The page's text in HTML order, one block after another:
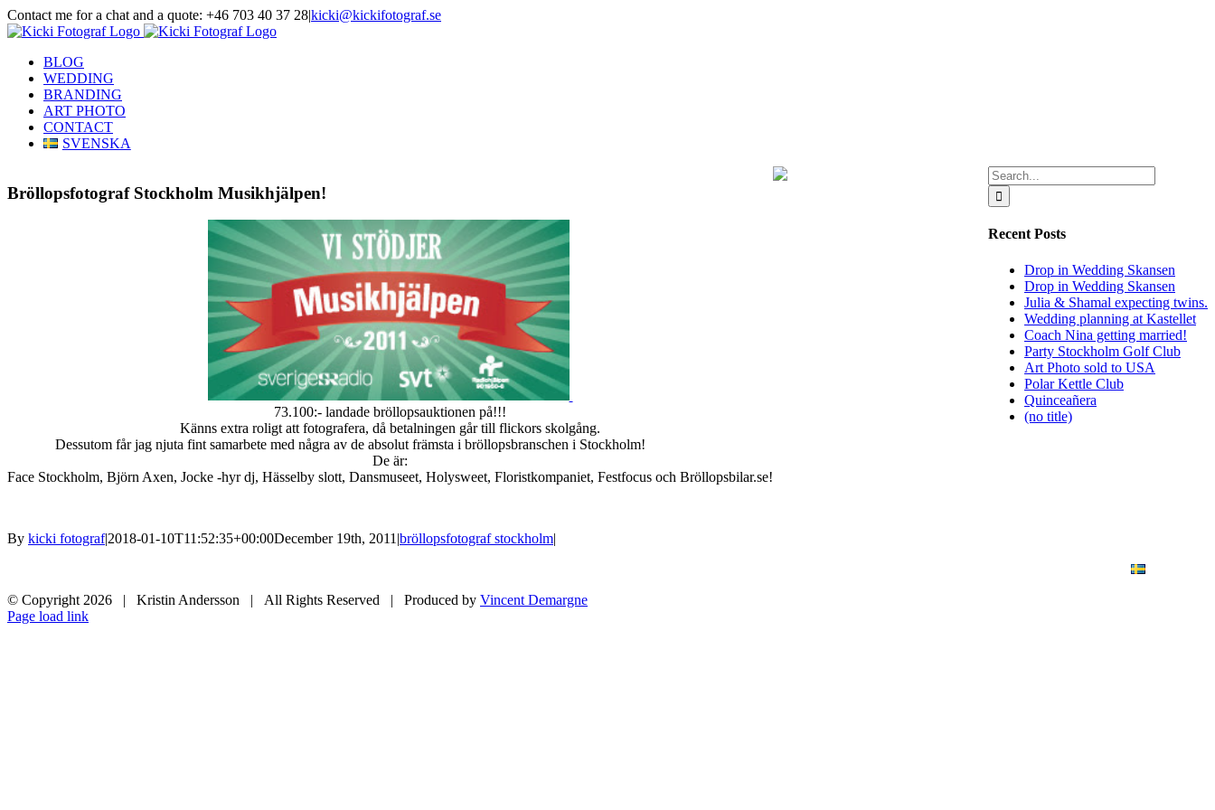
Skip
to
Contact me for a chat and a quote: +46 703 40 37 28|kicki@kickifotograf.se
Instagram
Facebook
BLOG
WEDDING
BRANDING
ART PHOTO
CONTACT
SVENSKA
Bröllopsfotograf Stockholm Musikhjälpen!
73.100:- landade bröllopsauktionen på!!!
Känns extra roligt att fotografera, då betalningen går till flickors skolgång.
Dessutom får jag njuta fint samarbete med några av de absolut främsta i bröllopsbranschen i Stockholm!
De är:
Face Stockholm, Björn Axen, Jocke -hyr dj, Hässelby slott, Dansmuseet, Holysweet, Floristkompaniet, Festfocus och Bröllopsbilar.se!
By kicki fotograf|2018-01-10T11:52:35+00:00December 19th, 2011|bröllopsfotograf stockholm|
Search
for:
Recent Posts
Drop in Wedding Skansen
Drop in Wedding Skansen
Julia & Shamal expecting twins.
Wedding planning at Kastellet
Coach Nina getting married!
Party Stockholm Golf Club
Art Photo sold to USA
Polar Kettle Club
Quinceañera
(no title)
© Copyright2026 | Kristin Andersson | All Rights Reserved | Produced by Vincent Demargne
Instagram
Facebook
Page load link